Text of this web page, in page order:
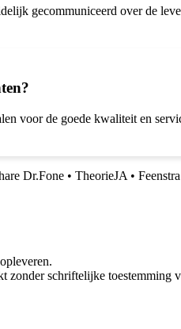
gecommuniceerd over de
voor de goede kwaliteit en
Dr.Fone • TheorieJA • Feenstra
schriftelijke toestemming